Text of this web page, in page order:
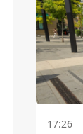
17:26